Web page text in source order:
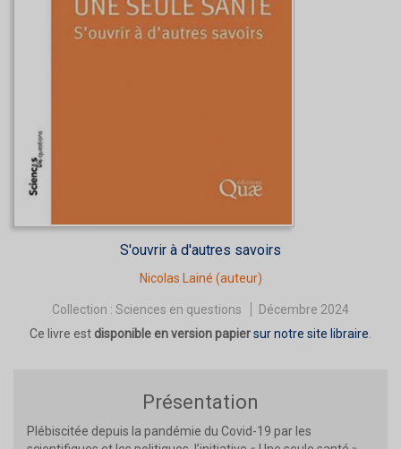
S'ouvrir à d'autres savoirs
Nicolas Lainé (auteur)
Collection : Sciences en questions
Décembre 2024
Ce livre est disponible en version papiersur notre site libraire.
Présentation
Plébiscitée depuis la pandémie du Covid-19 par les